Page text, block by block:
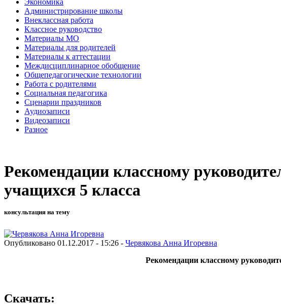
Администрирование школы
Внеклассная работа
Классное руководство
Материалы МО
Материалы для родителей
Материалы к аттестации
Междисциплинарное обобщение
Общепедагогические технологии
Работа с родителями
Социальная педагогика
Сценарии праздников
Аудиозаписи
Видеозаписи
Разное
Рекомендации классному
учащихся 5 класса
консультация на тему
Опубликовано 01.12.2017 - 15:26 - Червякова Анна Игоревна
Рекомендации классному
Скачать: